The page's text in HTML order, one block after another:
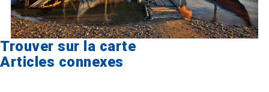
Trouver sur la carte
Articles connexes